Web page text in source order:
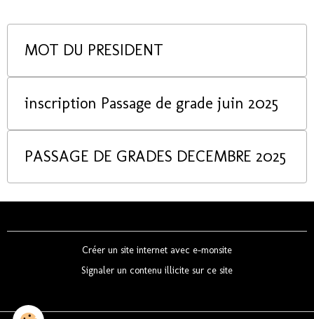
MOT DU PRESIDENT
inscription Passage de grade juin 2025
PASSAGE DE GRADES DECEMBRE 2025
Créer un site internet avec e-monsite
Signaler un contenu illicite sur ce site